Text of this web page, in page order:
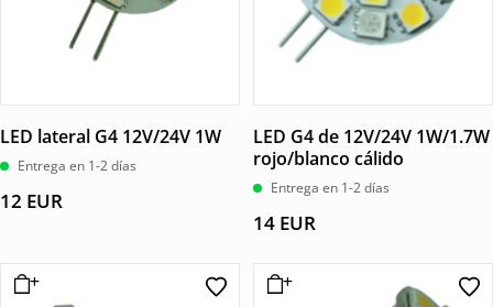
LED lateral G4 12V/24V 1W
Entrega en 1-2 días
12 EUR
LED G4 de 12V/24V 1W/1.7W
rojo/blanco cálido
Entrega en 1-2 días
14 EUR